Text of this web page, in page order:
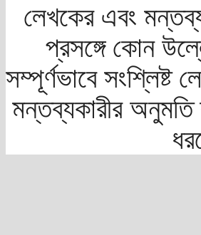
লেখকের এবং
প্রসঙ্গে কোন
সম্পূর্ণভাবে সংশ্লিষ্ট
মন্তব্যকারীর